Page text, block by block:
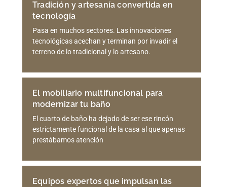
Tradición y artesanía convertida en
tecnología
Pasa en muchos sectores. Las innovaciones
tecnológicas acechan y terminan por invadir el
terreno de lo tradicional y lo artesano.
El mobiliario multifuncional para
modernizar tu baño
El cuarto de baño ha dejado de ser ese rincón
estrictamente funcional de la casa al que apenas
prestábamos atención
Equipos expertos que impulsan las